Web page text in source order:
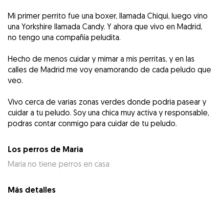
Mi primer perrito fue una boxer, llamada Chiqui, luego vino
una Yorkshire llamada Candy. Y ahora que vivo en Madrid,
no tengo una compañía peludita.
Hecho de menos cuidar y mimar a mis perritas, y en las
calles de Madrid me voy enamorando de cada peludo que
veo.
Vivo cerca de varias zonas verdes donde podria pasear y
cuidar a tu peludo. Soy una chica muy activa y responsable,
podras contar conmigo para cuidar de tu peludo.
Los perros de Maria
Maria no tiene perros en casa
Más detalles